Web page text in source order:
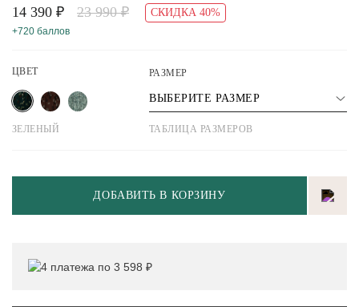
14 390 ₽ 23 990 ₽ СКИДКА 40%
+720 баллов
ЦВЕТ
ЗЕЛЕНЫЙ
РАЗМЕР
ВЫБЕРИТЕ РАЗМЕР
ТАБЛИЦА РАЗМЕРОВ
ДОБАВИТЬ В КОРЗИНУ
4 платежа по 3 598 ₽